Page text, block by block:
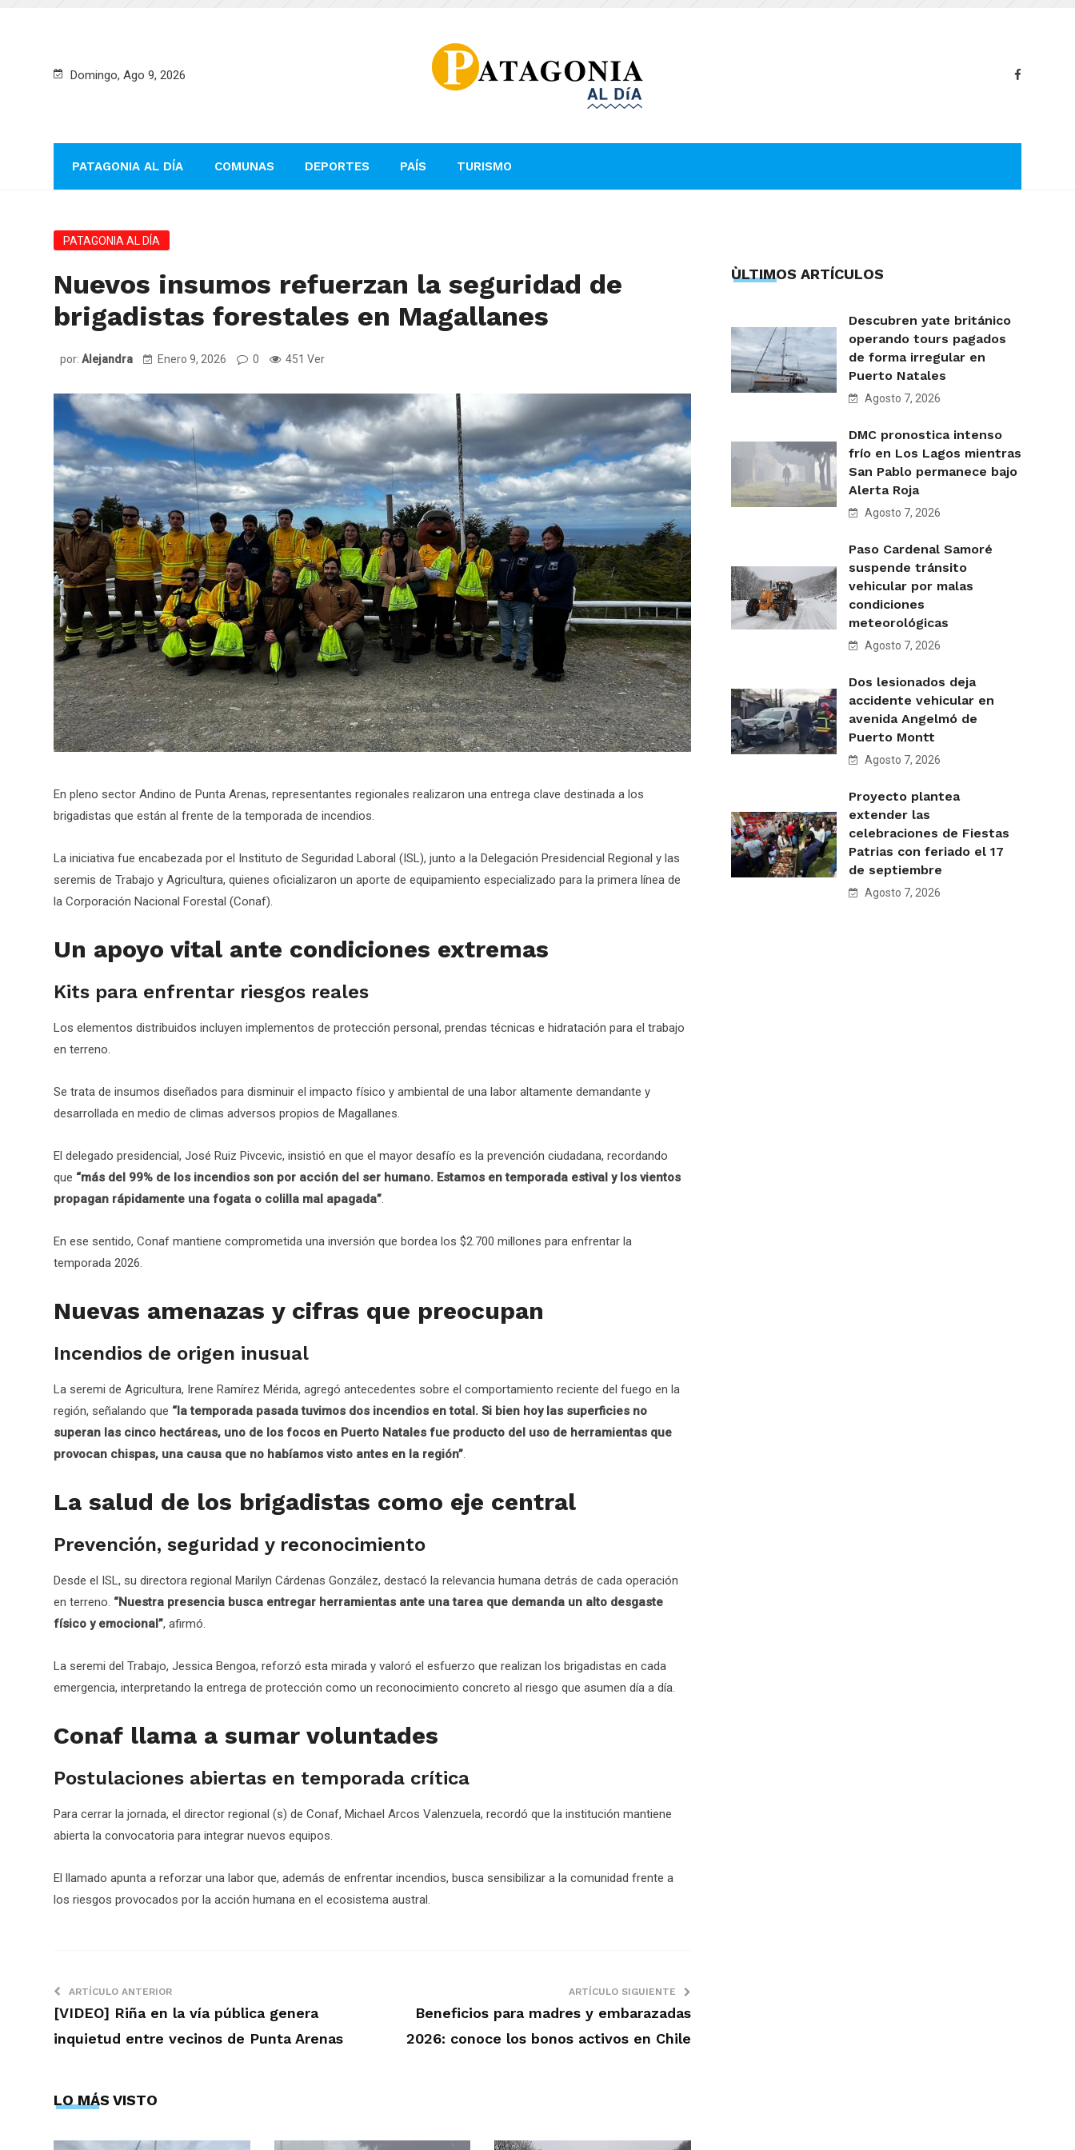
Domingo, Ago 9, 2026
PATAGONIA AL DÍA COMUNAS DEPORTES PAÍS TURISMO
PATAGONIA AL DÍA
Nuevos insumos refuerzan la seguridad de
brigadistas forestales en Magallanes
por: Alejandra Enero 9, 2026 0 451 Ver
En pleno sector Andino de Punta Arenas, representantes regionales realizaron una entrega clave destinada a los
brigadistas que están al frente de la temporada de incendios.
La iniciativa fue encabezada por el Instituto de Seguridad Laboral (ISL), junto a la Delegación Presidencial Regional y las
seremis de Trabajo y Agricultura, quienes oficializaron un aporte de equipamiento especializado para la primera línea de
la Corporación Nacional Forestal (Conaf).
Un apoyo vital ante condiciones extremas
Kits para enfrentar riesgos reales
Los elementos distribuidos incluyen implementos de protección personal, prendas técnicas e hidratación para el trabajo
en terreno.
Se trata de insumos diseñados para disminuir el impacto físico y ambiental de una labor altamente demandante y
desarrollada en medio de climas adversos propios de Magallanes.
El delegado presidencial, José Ruiz Pivcevic, insistió en que el mayor desafío es la prevención ciudadana, recordando
que “más del 99% de los incendios son por acción del ser humano. Estamos en temporada estival y los vientos
propagan rápidamente una fogata o colilla mal apagada”.
En ese sentido, Conaf mantiene comprometida una inversión que bordea los $2.700 millones para enfrentar la
temporada 2026.
Nuevas amenazas y cifras que preocupan
Incendios de origen inusual
La seremi de Agricultura, Irene Ramírez Mérida, agregó antecedentes sobre el comportamiento reciente del fuego en la
región, señalando que “la temporada pasada tuvimos dos incendios en total. Si bien hoy las superficies no
superan las cinco hectáreas, uno de los focos en Puerto Natales fue producto del uso de herramientas que
provocan chispas, una causa que no habíamos visto antes en la región”.
La salud de los brigadistas como eje central
Prevención, seguridad y reconocimiento
Desde el ISL, su directora regional Marilyn Cárdenas González, destacó la relevancia humana detrás de cada operación
en terreno. “Nuestra presencia busca entregar herramientas ante una tarea que demanda un alto desgaste
físico y emocional”, afirmó.
La seremi del Trabajo, Jessica Bengoa, reforzó esta mirada y valoró el esfuerzo que realizan los brigadistas en cada
emergencia, interpretando la entrega de protección como un reconocimiento concreto al riesgo que asumen día a día.
Conaf llama a sumar voluntades
Postulaciones abiertas en temporada crítica
Para cerrar la jornada, el director regional (s) de Conaf, Michael Arcos Valenzuela, recordó que la institución mantiene
abierta la convocatoria para integrar nuevos equipos.
El llamado apunta a reforzar una labor que, además de enfrentar incendios, busca sensibilizar a la comunidad frente a
los riesgos provocados por la acción humana en el ecosistema austral.
ARTÍCULO ANTERIOR
[VIDEO] Riña en la vía pública genera
inquietud entre vecinos de Punta Arenas
ARTÍCULO SIGUIENTE
Beneficios para madres y embarazadas
2026: conoce los bonos activos en Chile
LO MÁS VISTO
ÙLTIMOS ARTÍCULOS
Descubren yate británico
operando tours pagados
de forma irregular en
Puerto Natales
Agosto 7, 2026
DMC pronostica intenso
frío en Los Lagos mientras
San Pablo permanece bajo
Alerta Roja
Agosto 7, 2026
Paso Cardenal Samoré
suspende tránsito
vehicular por malas
condiciones
meteorológicas
Agosto 7, 2026
Dos lesionados deja
accidente vehicular en
avenida Angelmó de
Puerto Montt
Agosto 7, 2026
Proyecto plantea
extender las
celebraciones de Fiestas
Patrias con feriado el 17
de septiembre
Agosto 7, 2026